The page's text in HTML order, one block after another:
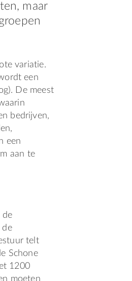
maar
variatie.
een
De meest
bedrijven,
een
aan te
de
de
telt
Schone
1200
moeten